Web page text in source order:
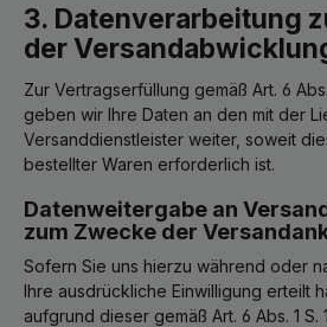
3. Datenverarbeitung
der
Zur Vertragserfüllung gemäß Art. 6 Abs.
geben wir Ihre Daten an den mit der
Versanddienstleister weiter, soweit
bestellter Waren erforderlich ist.
Datenweitergabe an
zum Zwecke der
Sofern Sie uns hierzu während oder
Ihre ausdrückliche Einwilligung erteilt
aufgrund dieser gemäß Art. 6 Abs. 1 S.